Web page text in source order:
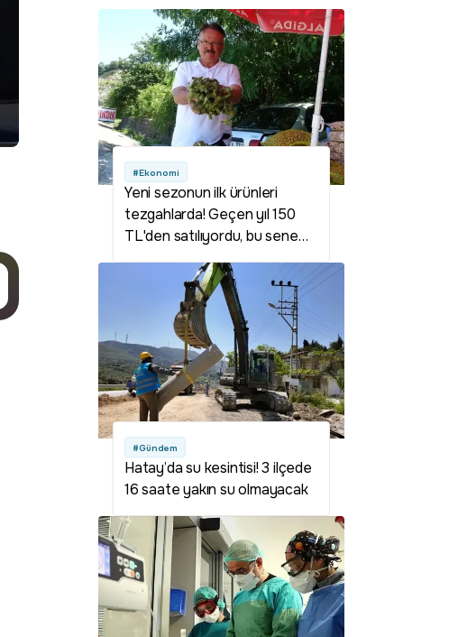
#Ekonomi
Yeni sezonun ilk ürünleri
tezgahlarda! Geçen yıl 150
TL'den satılıyordu, bu sene
#Gündem
Hatay’da su kesintisi! 3 ilçede
16 saate yakın su olmayacak